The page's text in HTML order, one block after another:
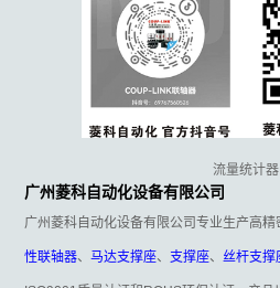
流量统计
广州菱科自动化设备有限公司
广州菱科自动化设备有限公司专业生产高
性联轴器、马达支撑座、 支撑座、丝杆支撑